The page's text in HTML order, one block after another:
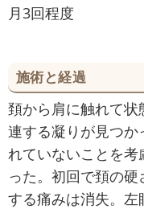
月3回程度
施術と経過
頚から肩に触れて
連する凝りが見つか
れていないことを
った。初回で頚の硬
する痛みは消失。